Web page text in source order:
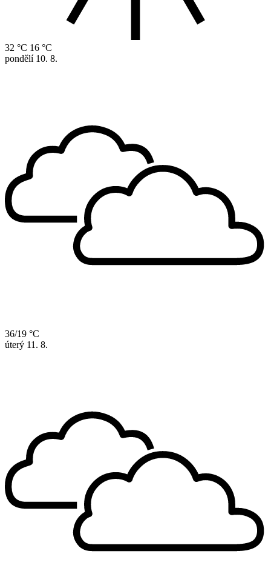
32 °C 16 °C
pondělí 10. 8.
36/19 °C
úterý 11. 8.